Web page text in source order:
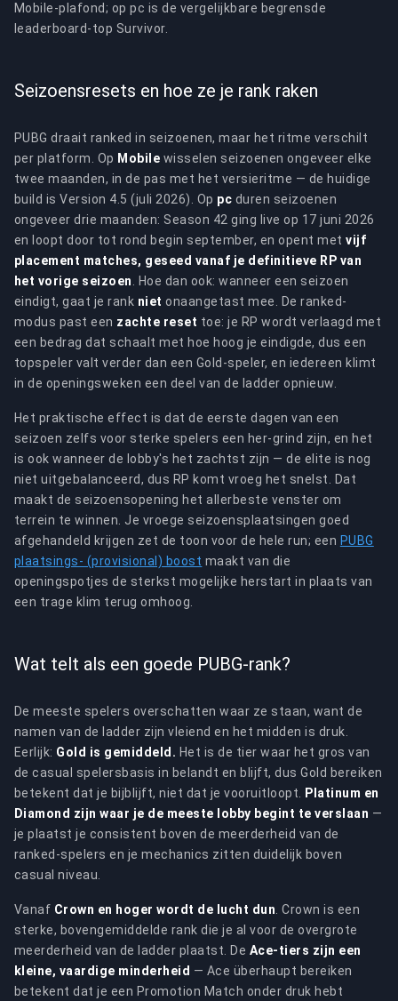
Mobile-plafond; op pc is de vergelijkbare begrensde
leaderboard-top Survivor.
Seizoensresets en hoe ze je rank raken
PUBG draait ranked in seizoenen, maar het ritme verschilt
per platform. Op Mobile wisselen seizoenen ongeveer elke
twee maanden, in de pas met het versieritme — de huidige
build is Version 4.5 (juli 2026). Op pc duren seizoenen
ongeveer drie maanden: Season 42 ging live op 17 juni 2026
en loopt door tot rond begin september, en opent metvijf
placement matches, geseed vanaf je definitieve RP van
het vorige seizoen
. Hoe dan ook: wanneer een seizoen
eindigt, gaat je rank niet onaangetast mee. De ranked-
modus past een zachte reset toe: je RP wordt verlaagd met
een bedrag dat schaalt met hoe hoog je eindigde, dus een
topspeler valt verder dan een Gold-speler, en iedereen klimt
in de openingsweken een deel van de ladder opnieuw.
Het praktische effect is dat de eerste dagen van een
seizoen zelfs voor sterke spelers een her-grind zijn, en het
is ook wanneer de lobby's het zachtst zijn — de elite is nog
niet uitgebalanceerd, dus RP komt vroeg het snelst. Dat
maakt de seizoensopening het allerbeste venster om
terrein te winnen. Je vroege seizoensplaatsingen goed
afgehandeld krijgen zet de toon voor de hele run; een PUBG
plaatsings- (provisional) boost maakt van die
openingspotjes de sterkst mogelijke herstart in plaats van
een trage klim terug omhoog.
Wat telt als een goede PUBG-rank?
De meeste spelers overschatten waar ze staan, want de
namen van de ladder zijn vleiend en het midden is druk.
Eerlijk: Gold is gemiddeld. Het is de tier waar het gros van
de casual spelersbasis in belandt en blijft, dus Gold bereiken
betekent dat je bijblijft, niet dat je vooruitloopt.
Platinum en
Diamond zijn waar je de meeste lobby begint te verslaan —
je plaatst je consistent boven de meerderheid van de
ranked-spelers en je mechanics zitten duidelijk boven
casual niveau.
Vanaf Crown en hoger wordt de lucht dun . Crown is een
sterke, bovengemiddelde rank die je al voor de overgrote
meerderheid van de ladder plaatst. De Ace-tiers zijn een
kleine, vaardige minderheid — Ace überhaupt bereiken
betekent dat je een Promotion Match onder druk hebt